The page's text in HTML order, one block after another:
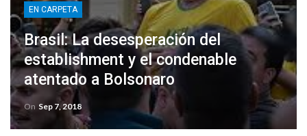
EN CARPETA
Brasil: La desesperación del
establishment y el condenable
atentado a Bolsonaro
On Sep 7, 2018